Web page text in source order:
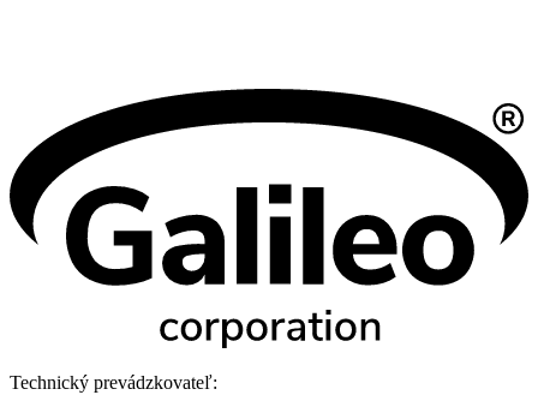
Technický prevádzkovateľ: